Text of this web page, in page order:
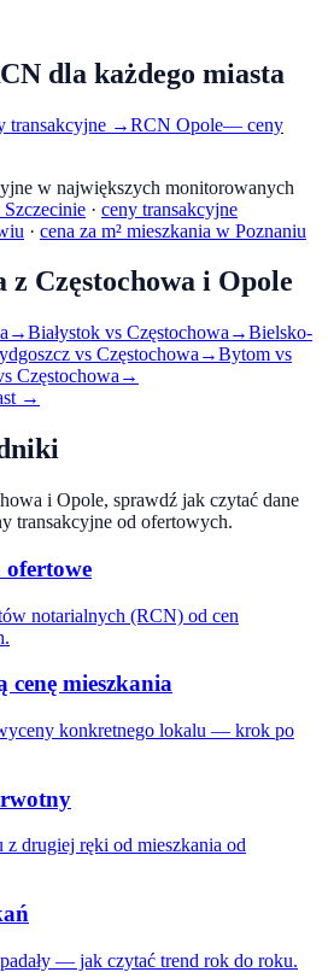
dla każdego miasta
transakcyjne →RCN Opole— ceny
w największych monitorowanych
· ceny transakcyjne
· cena za m² mieszkania w Poznaniu
z Częstochowa i Opole
→Białystok vs Częstochowa →Bielsko-
vs Częstochowa →Bytom vs
Częstochowa →
→
i Opole, sprawdź jak czytać dane
transakcyjne od ofertowych.
ofertowe
notarialnych (RCN) od cen
cenę mieszkania
konkretnego lokalu — krok po
z drugiej ręki od mieszkania od
— jak czytać trend rok do roku.